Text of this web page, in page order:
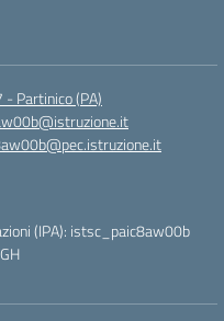
Partinico (PA)
(IPA): istsc_paic8aw00b